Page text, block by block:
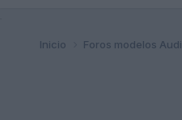
Inicio Foros modelos Audi